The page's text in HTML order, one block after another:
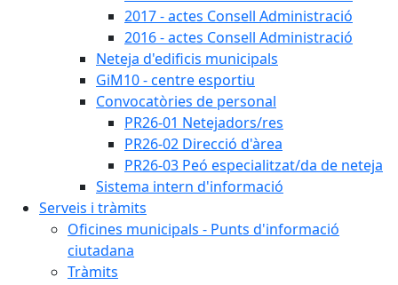
2017 - actes Consell Administració
2016 - actes Consell Administració
Neteja d'edificis municipals
GiM10 - centre esportiu
Convocatòries de personal
PR26-01 Netejadors/res
PR26-02 Direcció d'àrea
PR26-03 Peó especialitzat/da de neteja
Sistema intern d'informació
Serveis i tràmits
Oficines municipals - Punts d'informació
ciutadana
Tràmits